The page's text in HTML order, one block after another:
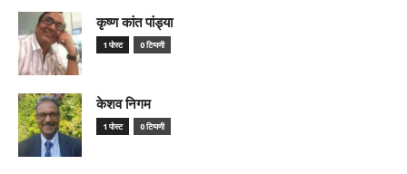
कृष्ण कांत पांड्या
1 पोस्ट 0 टिप्पणी
केशव निगम
1 पोस्ट 0 टिप्पणी